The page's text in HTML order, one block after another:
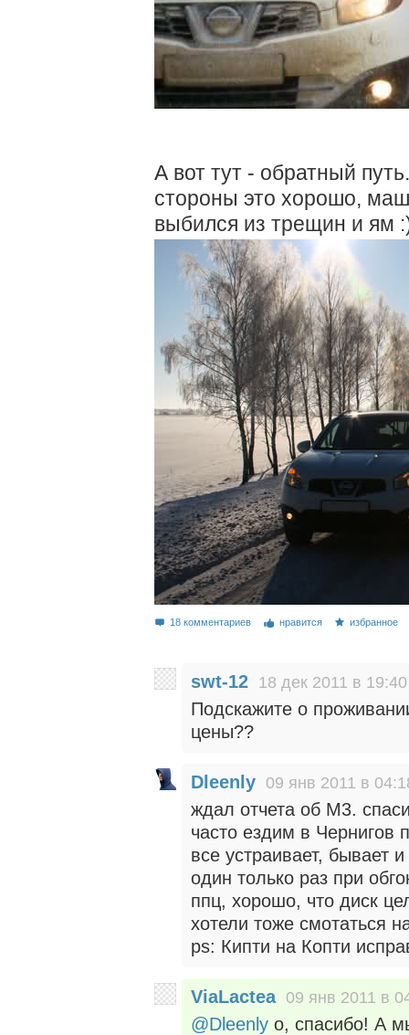
А вот тут - обратный
стороны это хорошо,
выбился из трещин и ям
18 комментариев нравится избранное
swt-12 18 дек 2011 в 19:40
Подскажите о
цены??
Dleenly 09 янв 2011 в
ждал отчета об М3.
часто ездим в Чернигов
все устраивает, бывает
один только раз при
ппц, хорошо, что диск
хотели тоже смотаться
ps: Кипти на Копти
ViaLactea 09 янв 2011 в
@Dleenly о, спасибо! А